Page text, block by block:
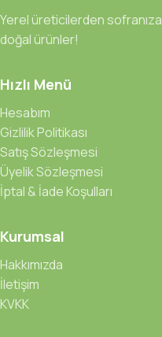
Yerel üreticilerden sofranıza
doğal ürünler!
Hızlı Menü
Hesabım
Gizlilik Politikası
Satış Sözleşmesi
Üyelik Sözleşmesi
İptal & İade Koşulları
Kurumsal
Hakkımızda
İletişim
KVKK